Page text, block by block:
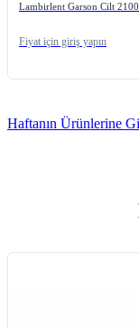
Lambirlent Garson Cilt
Fiyat için giriş yapın
Haftanın Ürünlerine